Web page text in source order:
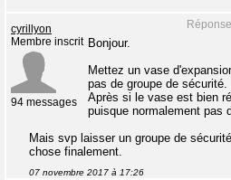
cyrillyon
Membre inscrit
94 messages
Bonjour.
Mettez un vase
pas de groupe de sécurité.
Après si le vase est bien
puisque normalement pas
Mais svp laisser un groupe de
chose finalement.
07 novembre 2017 à 17:26